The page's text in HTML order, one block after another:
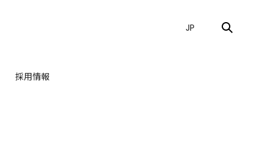
JP
採用情報